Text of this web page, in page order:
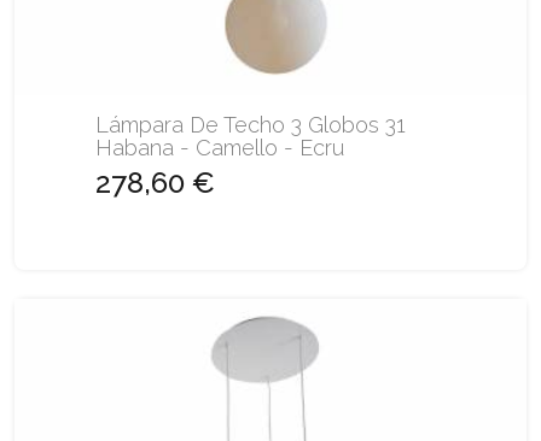
Lámpara De Techo 3 Globos 31
Habana - Camello - Ecru
278,60 €